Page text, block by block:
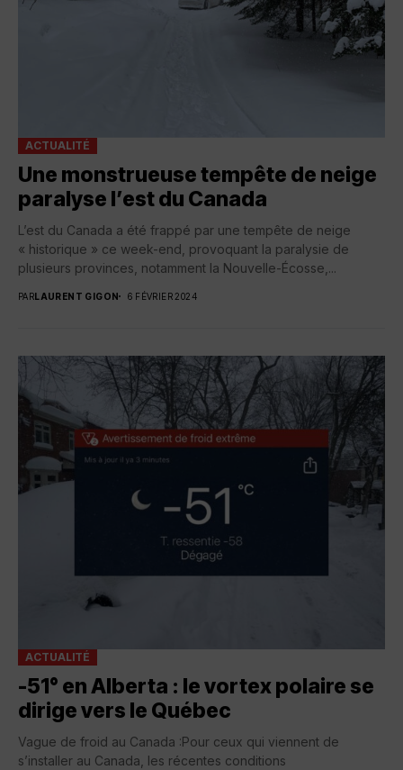
ACTUALITÉ
Une monstrueuse tempête de neige
paralyse l’est du Canada
L’est du Canada a été frappé par une tempête de neige
« historique » ce week-end, provoquant la paralysie de
plusieurs provinces, notamment la Nouvelle-Écosse,...
PARLAURENT GIGON 6 FÉVRIER 2024
ACTUALITÉ
-51° en Alberta : le vortex polaire se
dirige vers le Québec
Vague de froid au Canada :Pour ceux qui viennent de
s’installer au Canada, les récentes conditions